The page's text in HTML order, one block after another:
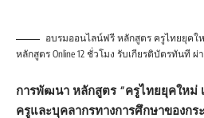
อบรมออนไลน์ฟรี หลักสูตร ครูไทยยุคให
หลักสูตร Online 12 ชั่วโมง รับเกียรติบัตรทันที ผ่า
การพัฒนา หลักสูตร “ครูไทยยุคใหม่
ครูและบุคลากรทางการศึกษาของกร